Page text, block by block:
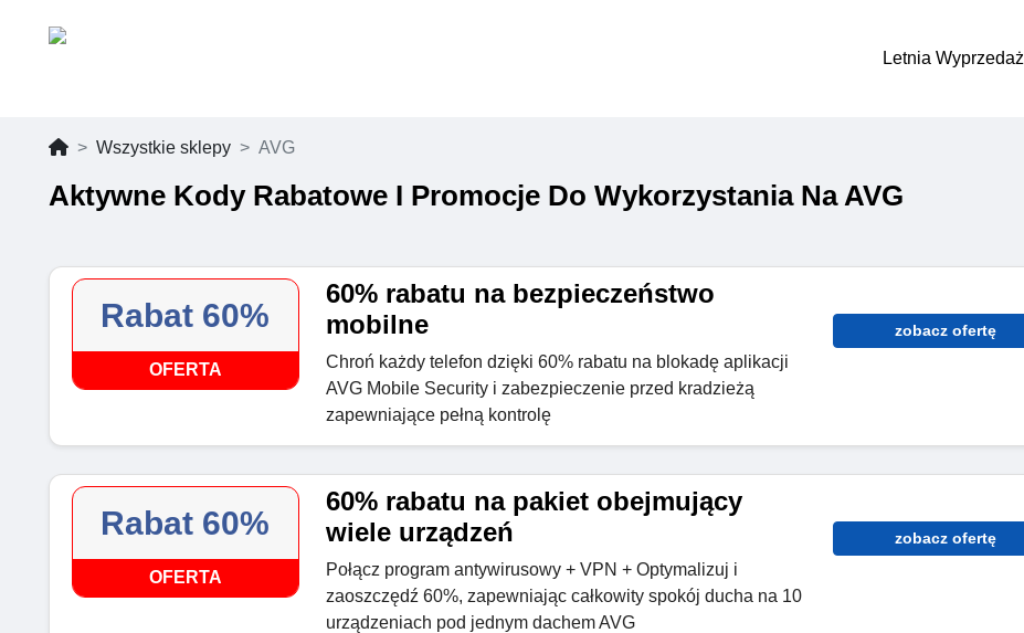
Letnia Wyprzedaż
Wszystkie sklepy AVG
Aktywne Kody Rabatowe I Promocje Do Wykorzystania Na AVG
Rabat 60%
OFERTA
60% rabatu na bezpieczeństwo
mobilne
Chroń każdy telefon dzięki 60% rabatu na blokadę aplikacji
AVG Mobile Security i zabezpieczenie przed kradzieżą
zapewniające pełną kontrolę
zobacz ofertę
Rabat 60%
OFERTA
60% rabatu na pakiet obejmujący
wiele urządzeń
Połącz program antywirusowy + VPN + Optymalizuj i
zaoszczędź 60%, zapewniając całkowity spokój ducha na 10
urządzeniach pod jednym dachem AVG
zobacz ofertę